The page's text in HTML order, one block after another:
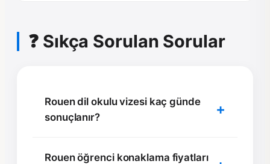
❓ Sıkça Sorulan Sorular
Rouen dil okulu vizesi kaç günde
sonuçlanır?
Rouen öğrenci konaklama fiyatları